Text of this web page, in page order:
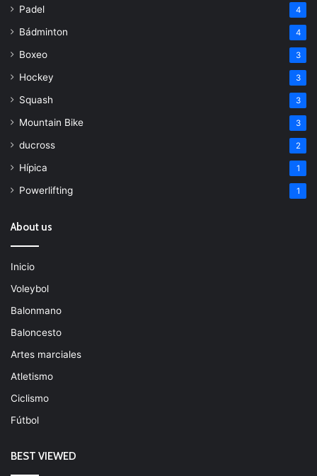
Padel 4
Bádminton 4
Boxeo 3
Hockey 3
Squash 3
Mountain Bike 3
ducross 2
Hípica 1
Powerlifting 1
About us
Inicio
Voleybol
Balonmano
Baloncesto
Artes marciales
Atletismo
Ciclismo
Fútbol
BEST VIEWED